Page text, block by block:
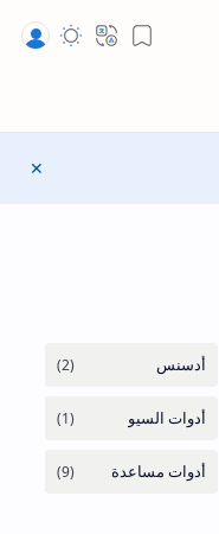
Bookmark
Translateالمظهر
إغلاق